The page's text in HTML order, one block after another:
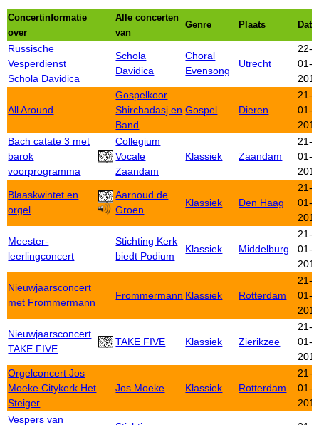
Concertinformatie
over
Alle concerten
van
Genre Plaats
Russische
Vesperdienst
Schola Davidica
Schola
Davidica
Choral
Evensong
Utrecht
22-
01-
All Around
Gospelkoor
Shirchadasj en
Band
Gospel Dieren
21-
01-
Bach catate 3 met
barok
voorprogramma
Collegium
Vocale
Zaandam
Klassiek Zaandam
21-
01-
Blaaskwintet en
orgel
Aarnoud de
Groen
Klassiek Den Haag
21-
01-
Meester-
leerlingconcert
Stichting Kerk
biedt Podium
Klassiek Middelburg
21-
01-
Nieuwjaarsconcert
met Frommermann
Frommermann Klassiek Rotterdam
21-
01-
Nieuwjaarsconcert
TAKE FIVE
TAKE FIVE Klassiek Zierikzee
21-
01-
Orgelconcert Jos
Moeke Citykerk Het
Steiger
Jos Moeke Klassiek Rotterdam
21-
01-
Vespers van